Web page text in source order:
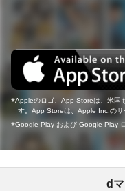
Appleのロゴ、App Storeは、米国
す。App Storeは、Apple Inc.のサ
Google Play および Google Play
d